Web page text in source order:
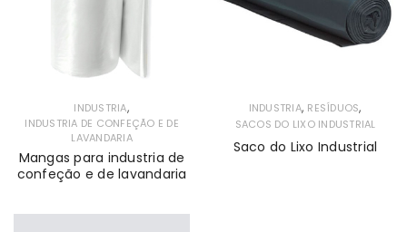
INDUSTRIA,
INDUSTRIA DE CONFEÇÃO E DE
LAVANDARIA
Mangas para industria de
confeção e de lavandaria
INDUSTRIA, RESÍDUOS,
SACOS DO LIXO INDUSTRIAL
Saco do Lixo Industrial